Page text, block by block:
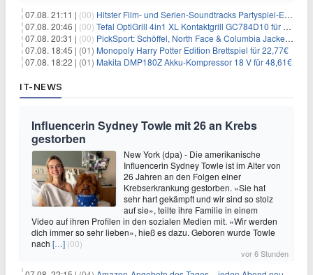
07.08. 21:11 | (00) Hitster Film- und Serien-Soundtracks Partyspiel-Erweiterung für 6,99€
07.08. 20:46 | (00) Tefal OptiGrill 4in1 XL Kontaktgrill GC784D10 für 239,99€
07.08. 20:31 | (00) PickSport: Schöffel, North Face & Columbia Jacken ab 39,60€
07.08. 18:45 | (01) Monopoly Harry Potter Edition Brettspiel für 22,77€
07.08. 18:22 | (01) Makita DMP180Z Akku-Kompressor 18 V für 48,61€
IT-NEWS
Influencerin Sydney Towle mit 26 an Krebs
gestorben
New York (dpa) - Die amerikanische
Influencerin Sydney Towle ist im Alter von
26 Jahren an den Folgen einer
Krebserkrankung gestorben. «Sie hat
sehr hart gekämpft und wir sind so stolz
auf sie», teilte ihre Familie in einem
Video auf ihren Profilen in den sozialen Medien mit. «Wir werden
dich immer so sehr lieben», hieß es dazu. Geboren wurde Towle
nach […] (00)
vor 6 Stunden